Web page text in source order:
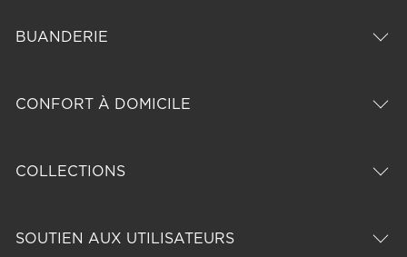
BUANDERIE
CONFORT À DOMICILE
COLLECTIONS
SOUTIEN AUX UTILISATEURS